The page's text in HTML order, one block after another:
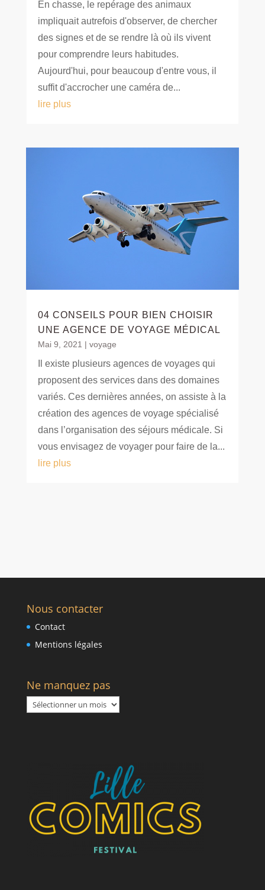
En chasse, le repérage des animaux
impliquait autrefois d'observer, de chercher
des signes et de se rendre là où ils vivent
pour comprendre leurs habitudes.
Aujourd'hui, pour beaucoup d'entre vous, il
suffit d'accrocher une caméra de...
lire plus
04 CONSEILS POUR BIEN CHOISIR
UNE AGENCE DE VOYAGE MÉDICAL
Mai 9, 2021 | voyage
Il existe plusieurs agences de voyages qui
proposent des services dans des domaines
variés. Ces dernières années, on assiste à la
création des agences de voyage spécialisé
dans l’organisation des séjours médicale. Si
vous envisagez de voyager pour faire de la...
lire plus
Nous contacter
Contact
Mentions légales
Ne manquez pas
Ne
manquez